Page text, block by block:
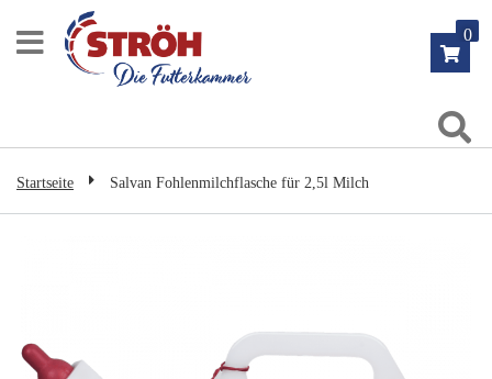
Inhalt
0
Startseite Salvan Fohlenmilchflasche für 2,5l Milch
Bildgalerie
springen